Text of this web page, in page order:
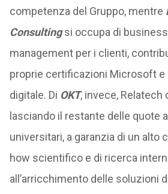
competenza del Gruppo, mentre
Consultingsi occupa di
management per i clienti,
proprie certificazioni Microsoft e
digitale. Di OKT, invece, Relatech
lasciando il restante delle quote
universitari, a garanzia di un alto
how scientifico e di ricerca
all’arricchimento delle soluzioni